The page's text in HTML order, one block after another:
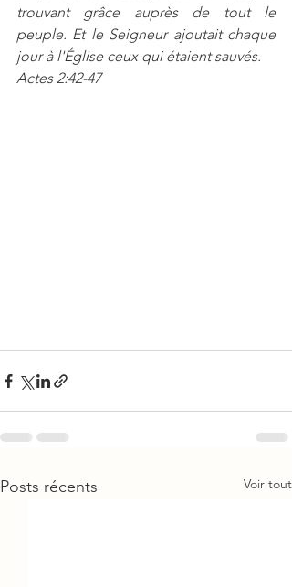
trouvant grâce auprès de tout le
peuple. Et le Seigneur ajoutait chaque
jour à l'Église ceux qui étaient sauvés.
Actes 2:42-47
Posts récents Voir tout